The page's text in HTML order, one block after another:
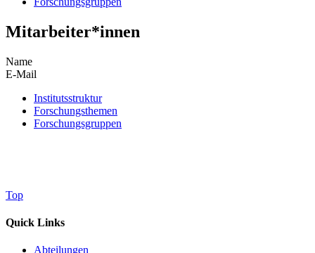
Mitarbeiter*innen
Name
E-Mail
Institutsstruktur
Forschungsthemen
Forschungsgruppen
Top
Quick Links
Abteilungen